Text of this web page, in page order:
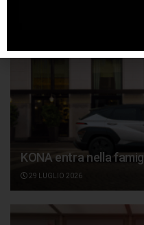
KONA entra nella
29 LUGLIO 2026